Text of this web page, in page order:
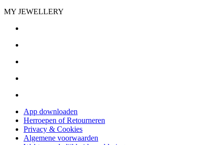
MY JEWELLERY
App downloaden
Herroepen of Retourneren
Privacy & Cookies
Algemene voorwaarden